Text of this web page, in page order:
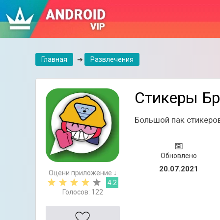
Главная ➔ Развлечения
Оцени приложение ↓
4.2
Голосов: 122
Стикеры
Большой пак
📅
Обновлено
20.07.2021